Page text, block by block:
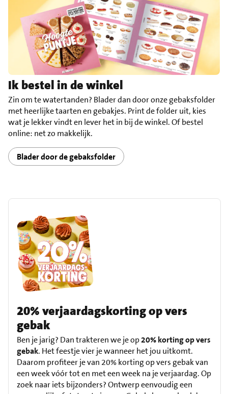
Ik bestel in de winkel
Zin om te watertanden? Blader dan door onze gebaksfolder
met heerlijke taarten en gebakjes. Print de folder uit, kies
wat je lekker vindt en lever het in bij de winkel. Of bestel
online: net zo makkelijk.
Blader door de gebaksfolder
20% verjaardagskorting op vers
gebak
Ben je jarig? Dan trakteren we je op20% korting op vers
gebak. Het feestje vier je wanneer het jou uitkomt.
Daarom profiteer je van 20% korting op vers gebak van
een week vóór tot en met een week na je verjaardag. Op
zoek naar iets bijzonders? Ontwerp eenvoudig een